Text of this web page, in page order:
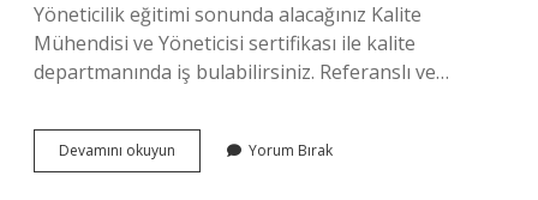
Yöneticilik eğitimi sonunda alacağınız Kalite
Mühendisi ve Yöneticisi sertifikası ile kalite
departmanında iş bulabilirsiniz. Referanslı ve…
Devamını okuyun
Sertifikası
Yorum Bırak